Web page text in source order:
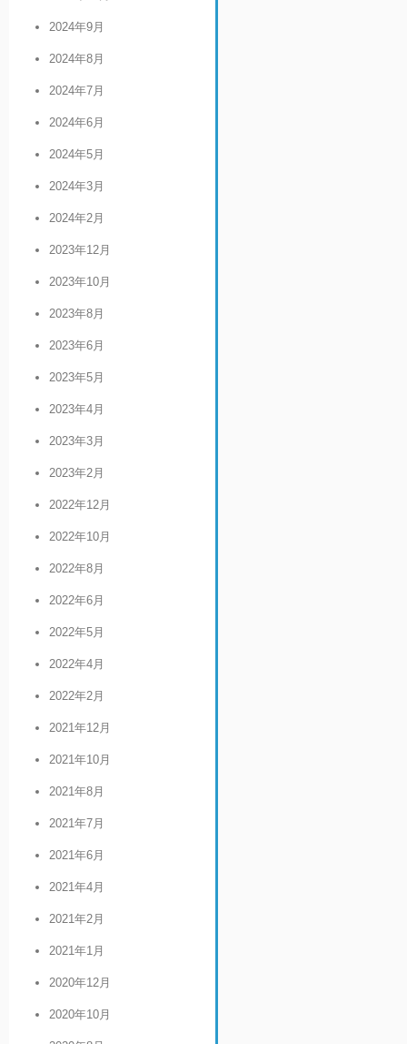
2024年9月
2024年8月
2024年7月
2024年6月
2024年5月
2024年3月
2024年2月
2023年12月
2023年10月
2023年8月
2023年6月
2023年5月
2023年4月
2023年3月
2023年2月
2022年12月
2022年10月
2022年8月
2022年6月
2022年5月
2022年4月
2022年2月
2021年12月
2021年10月
2021年8月
2021年7月
2021年6月
2021年4月
2021年2月
2021年1月
2020年12月
2020年10月